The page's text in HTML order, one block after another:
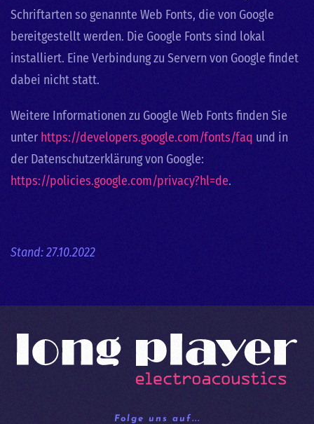
Schriftarten so genannte Web Fonts, die von Google
bereitgestellt werden. Die Google Fonts sind lokal
installiert. Eine Verbindung zu Servern von Google findet
dabei nicht statt.
Weitere Informationen zu Google Web Fonts finden Sie
unter https://developers.google.com/fonts/faq und in
der Datenschutzerklärung von Google:
https://policies.google.com/privacy?hl=de.
Stand: 27.10.2022
Folge uns auf...